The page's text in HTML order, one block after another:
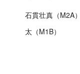
石貫壮真（M2A
太（M1B）